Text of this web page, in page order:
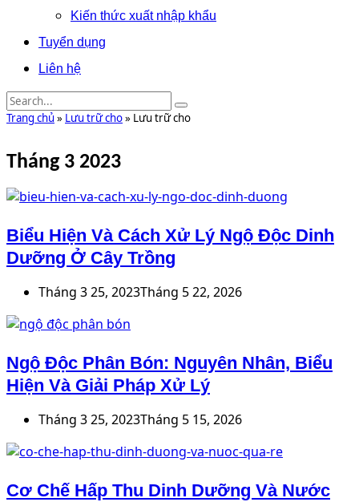
Kiến thức xuất nhập khẩu
Tuyển dụng
Liên hệ
Trang chủ» Lưu trữ cho» Lưu trữ cho
Tháng 3 2023
Biểu Hiện Và Cách Xử Lý Ngộ Độc Dinh
Dưỡng Ở Cây Trồng
Tháng 3 25, 2023Tháng 5 22, 2026
Ngộ Độc Phân Bón: Nguyên Nhân, Biểu
Hiện Và Giải Pháp Xử Lý
Tháng 3 25, 2023Tháng 5 15, 2026
Cơ Chế Hấp Thu Dinh Dưỡng Và Nước